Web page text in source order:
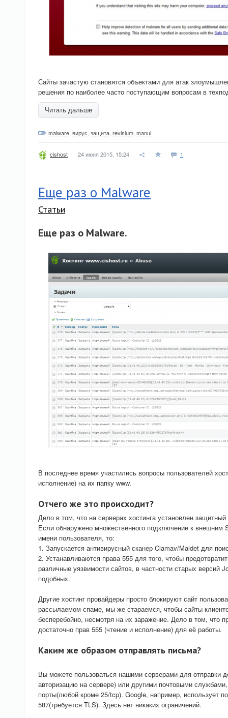
Сайты зачастую становятся объектами для атак
решения по наиболее часто поступающим вопросам в
Читать дальше
malware вирус защита revisium manul
cishost 24 июня 2015, 15:24 1
Еще раз о Malware
Статьи
Еще раз о Malware.
В последнее время участились вопросы пользователей
исполнение) на их папку www.
Отчего же это происходит?
Дело в том, что на серверах хостинга установлен защитный
Если обнаружено множественного подключение к внешним
имени пользователя, то:
1. Запускается антивирусный сканер Clamav/Maldet для
2. Устанавливаются права 555 для того, чтобы
различные уязвимости сайтов, в частности старых версий
подобных.
Другие хостинг провайдеры просто блокируют сайт
рассылаемом спаме, мы же стараемся, чтобы сайты
бесперебойно, несмотря на их заражение. Дело в том, что
достаточно прав 555 (чтение и исполнение) для её работы.
Каким же образом отправлять письма?
Вы можете пользоваться нашими серверами для отправки
авторизацию на сервере) или другими почтовыми
порты(любой кроме 25/tcp). Google, например, использует
587(требуется TLS). Здесь нет никаких ограничений.